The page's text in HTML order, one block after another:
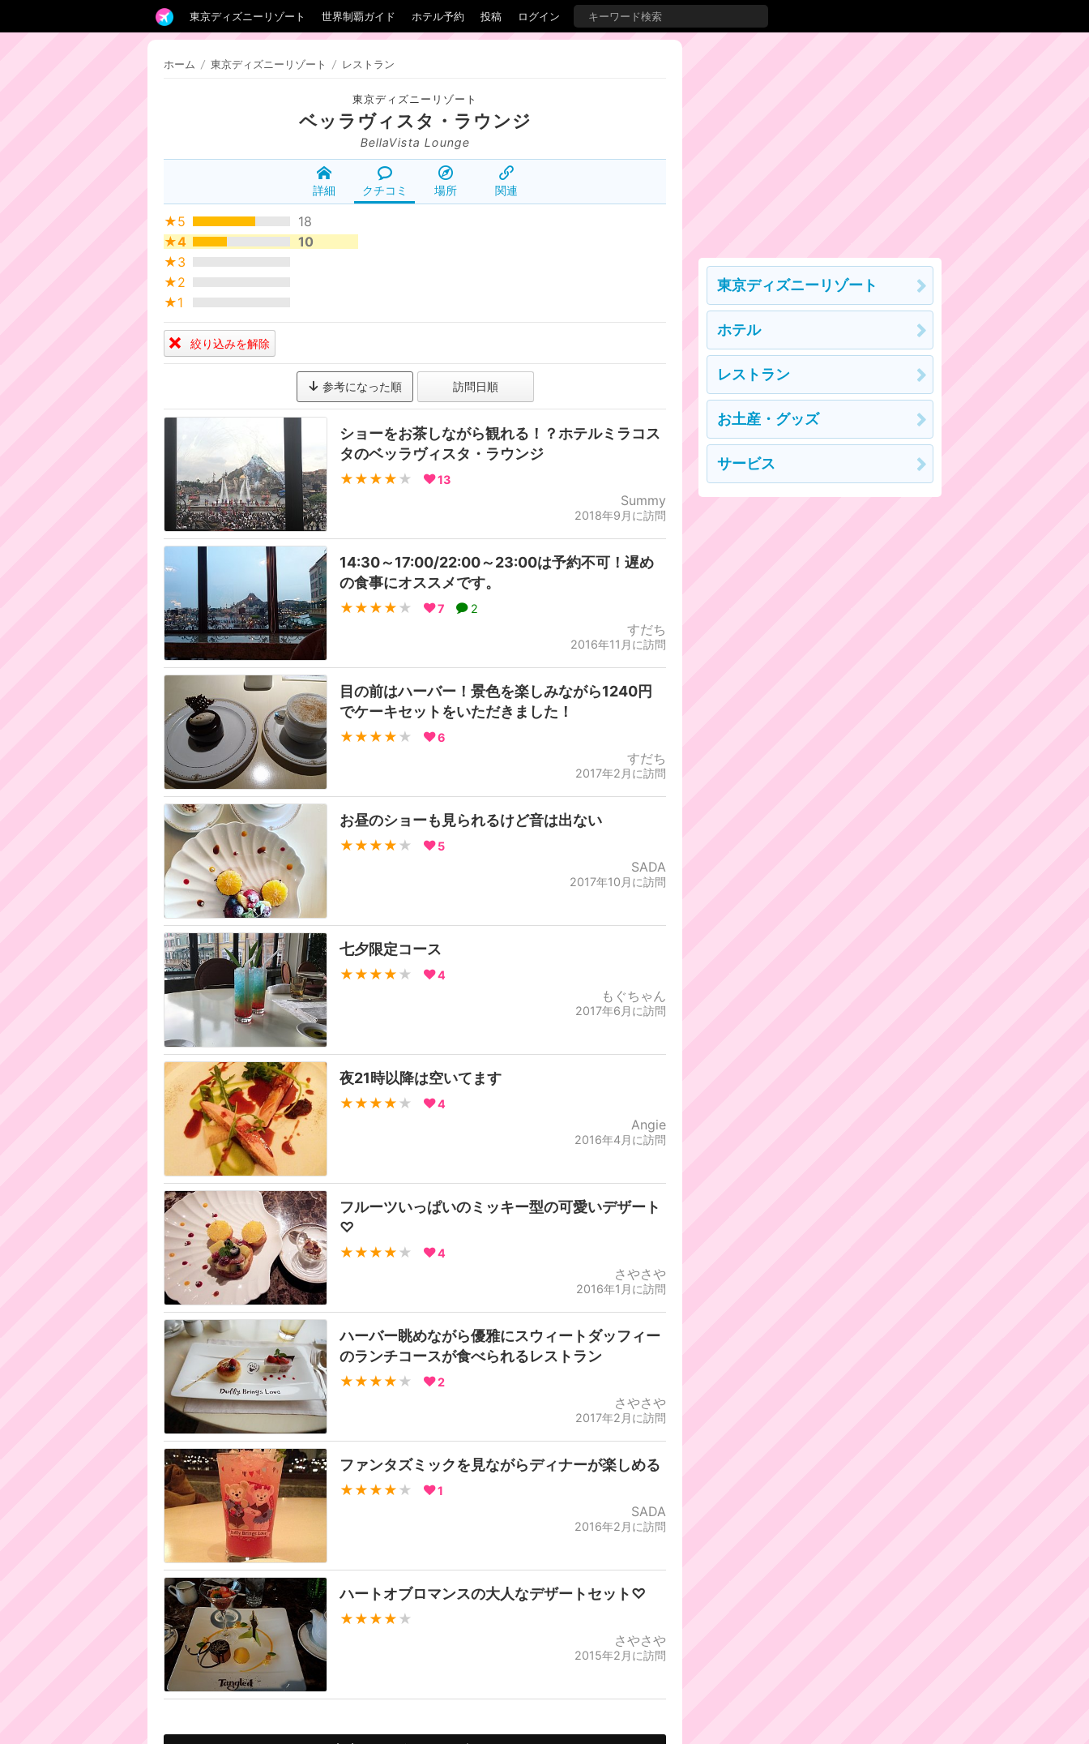
東京ディズニーリゾート 世界制覇ガイド ホテル予約 投稿 ログイン
ホーム / 東京ディズニーリゾート / レストラン
東京ディズニーリゾート
ベッラヴィスタ・ラウンジ
BellaVista Lounge
詳細 クチコミ 場所 関連
★5
18
★4
10
★3
★2
★1
絞り込みを解除
参考になった順 訪問日順
ショーをお茶しながら観れる！？ホテルミラコス
タのベッラヴィスタ・ラウンジ
★★★★ ★ 13
Summy
2018年9月に訪問
14:30～17:00/22:00～23:00は予約不可！遅め
の食事にオススメです。
★★★★ ★ 7 2
すだち
2016年11月に訪問
目の前はハーバー！景色を楽しみながら1240円
でケーキセットをいただきました！
★★★★ ★ 6
すだち
2017年2月に訪問
お昼のショーも見られるけど音は出ない
★★★★ ★ 5
SADA
2017年10月に訪問
七夕限定コース
★★★★ ★ 4
もぐちゃん
2017年6月に訪問
夜21時以降は空いてます
★★★★ ★ 4
Angie
2016年4月に訪問
フルーツいっぱいのミッキー型の可愛いデザート
♡
★★★★ ★ 4
さやさや
2016年1月に訪問
ハーバー眺めながら優雅にスウィートダッフィー
のランチコースが食べられるレストラン
★★★★ ★ 2
さやさや
2017年2月に訪問
ファンタズミックを見ながらディナーが楽しめる
★★★★ ★ 1
SADA
2016年2月に訪問
ハートオブロマンスの大人なデザートセット♡
★★★★ ★
さやさや
2015年2月に訪問
東京ディズニーリゾート
ホテル
レストラン
お土産・グッズ
サービス